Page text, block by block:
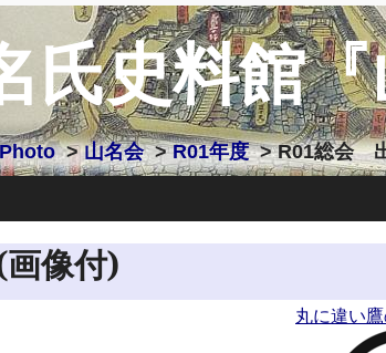
氏史料館
Photo>山名会>R01年度> R01総会 出
像付)
丸に違い